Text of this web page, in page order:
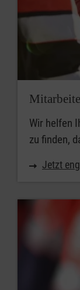
Wir helfen
zu finden,
Jetzt